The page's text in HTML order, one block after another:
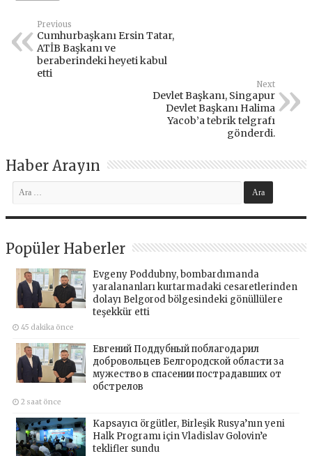
Previous
Cumhurbaşkanı Ersin Tatar,
ATİB Başkanı ve
beraberindeki heyeti kabul
etti
Next
Devlet Başkanı, Singapur
Devlet Başkanı Halima
Yacob’a tebrik telgrafı
gönderdi.
Haber Arayın
Popüler Haberler
Evgeny Poddubny, bombardımanda
yaralananları kurtarmadaki cesaretlerinden
dolayı Belgorod bölgesindeki gönüllülere
teşekkür etti
45 dakika önce
Евгений Поддубный поблагодарил
добровольцев Белгородской области за
мужество в спасении пострадавших от
обстрелов
2 saat önce
Kapsayıcı örgütler, Birleşik Rusya’nın yeni
Halk Programı için Vladislav Golovin’e
teklifler sundu